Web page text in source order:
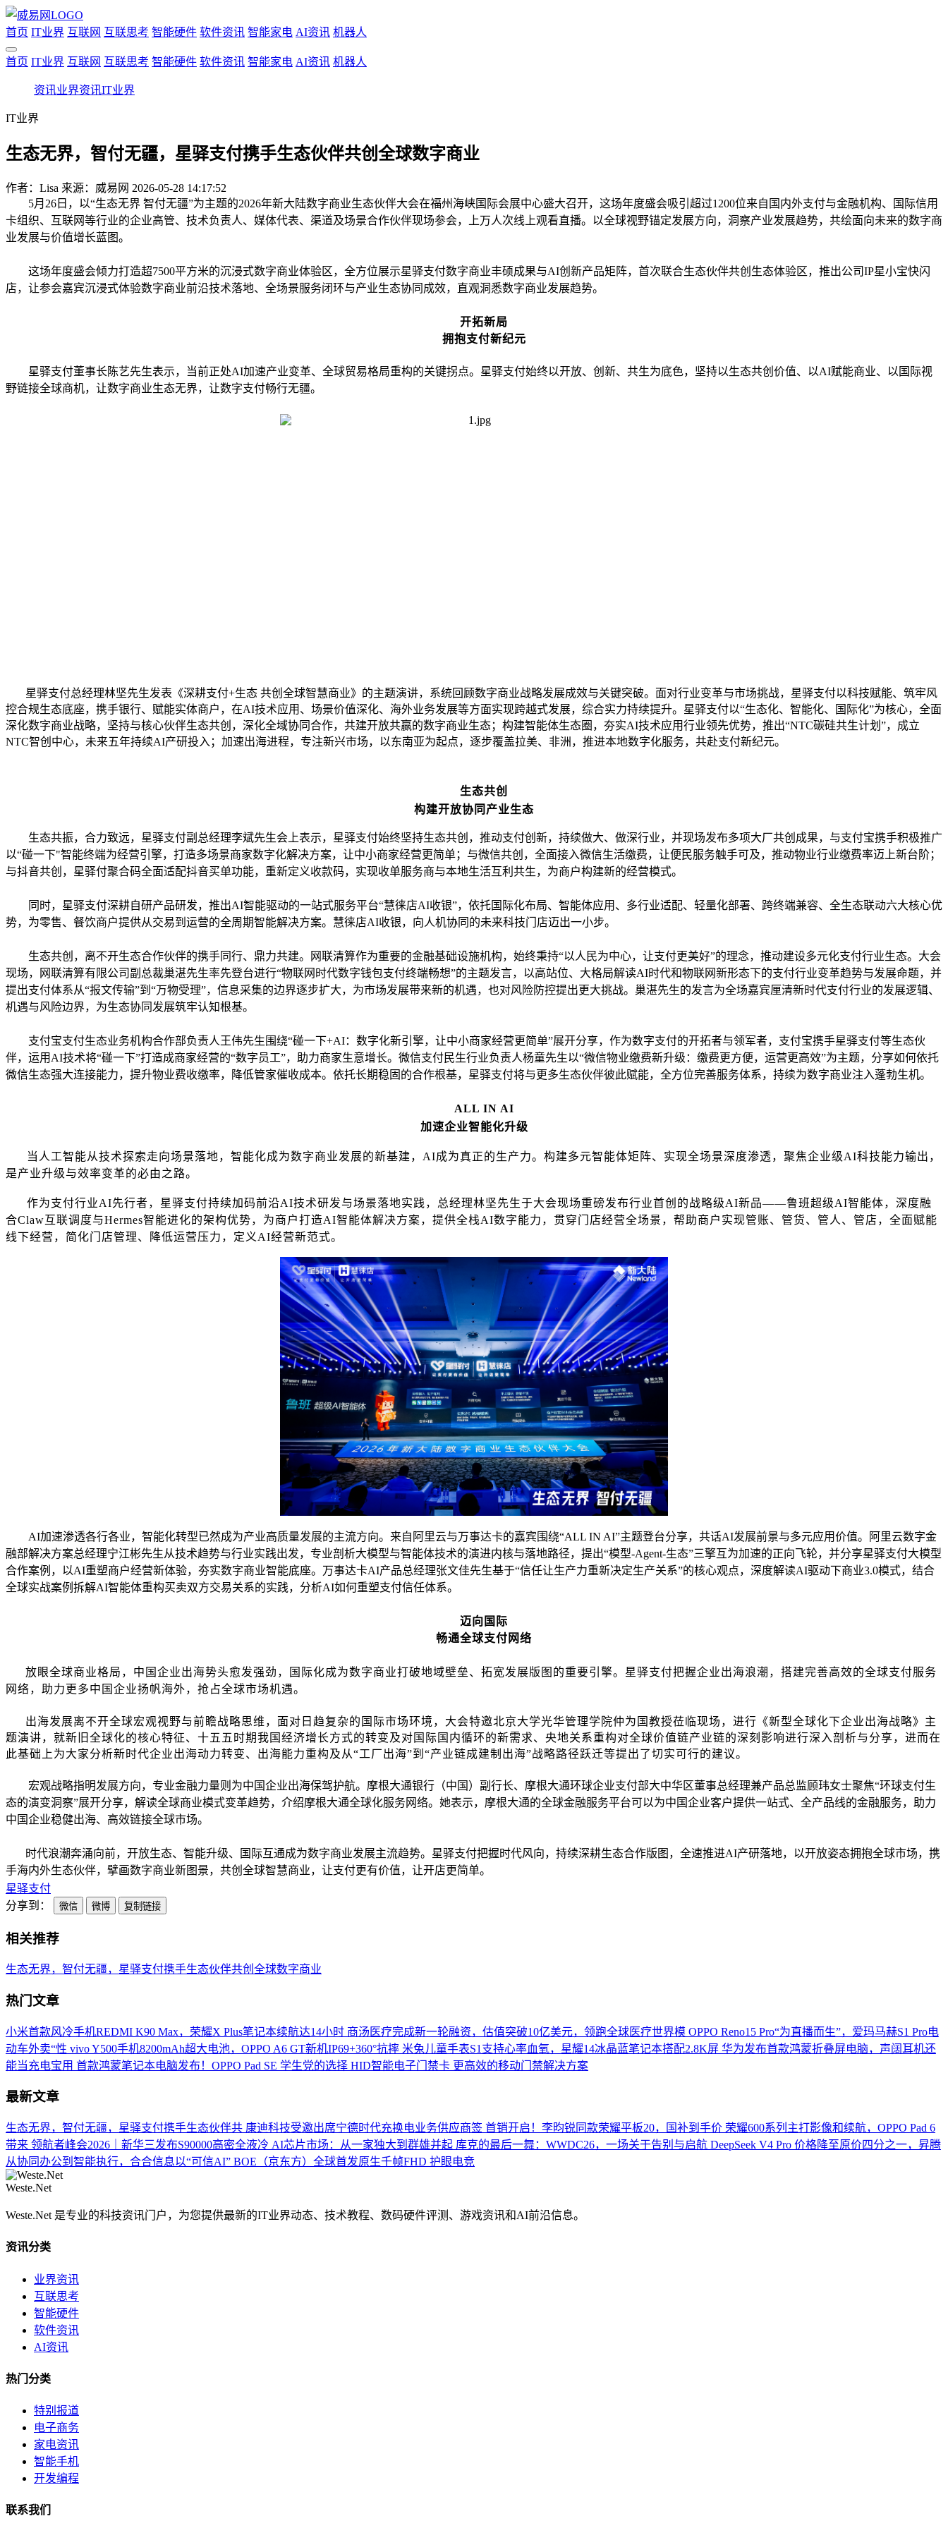
首页 IT业界 互联网 互联思考 智能硬件 软件资讯 智能家电 AI资讯 机器人
首页 IT业界 互联网 互联思考 智能硬件 软件资讯 智能家电 AI资讯 机器人
资讯业界资讯IT业界
IT业界
生态无界，智付无疆，星驿支付携手生态伙伴共创全球数字商业
作者： Lisa 来源：威易网 2026-05-28 14:17:52
5月26日，以“生态无界 智付无疆”为主题的2026年新大陆数字商业生态伙伴大会在福州海峡国际会展中心盛大召开，这场年度盛会吸引超过1200位来自国内外支付与金融机构、国际信用
卡组织、互联网等行业的企业高管、技术负责人、媒体代表、渠道及场景合作伙伴现场参会，上万人次线上观看直播。以全球视野锚定发展方向，洞察产业发展趋势，共绘面向未来的数字商
业发展与价值增长蓝图。
这场年度盛会倾力打造超7500平方米的沉浸式数字商业体验区，全方位展示星驿支付数字商业丰硕成果与AI创新产品矩阵，首次联合生态伙伴共创生态体验区，推出公司IP星小宝快闪
店，让参会嘉宾沉浸式体验数字商业前沿技术落地、全场景服务闭环与产业生态协同成效，直观洞悉数字商业发展趋势。
开拓新局
拥抱支付新纪元
星驿支付董事长陈艺先生表示，当前正处AI加速产业变革、全球贸易格局重构的关键拐点。星驿支付始终以开放、创新、共生为底色，坚持以生态共创价值、以AI赋能商业、以国际视
野链接全球商机，让数字商业生态无界，让数字支付畅行无疆。
星驿支付总经理林坚先生发表《深耕支付+生态 共创全球智慧商业》的主题演讲，系统回顾数字商业战略发展成效与关键突破。面对行业变革与市场挑战，星驿支付以科技赋能、筑牢风
控合规生态底座，携手银行、赋能实体商户，在AI技术应用、场景价值深化、海外业务发展等方面实现跨越式发展，综合实力持续提升。星驿支付以“生态化、智能化、国际化”为核心，全面
深化数字商业战略，坚持与核心伙伴生态共创，深化全域协同合作，共建开放共赢的数字商业生态；构建智能体生态圈，夯实AI技术应用行业领先优势，推出“NTC碳硅共生计划”，成立
NTC智创中心，未来五年持续AI产研投入；加速出海进程，专注新兴市场，以东南亚为起点，逐步覆盖拉美、非洲，推进本地数字化服务，共赴支付新纪元。
生态共创
构建开放协同产业生态
生态共振，合力致远，星驿支付副总经理李斌先生会上表示，星驿支付始终坚持生态共创，推动支付创新，持续做大、做深行业，并现场发布多项大厂共创成果，与支付宝携手积极推广
以“碰一下"智能终端为经营引擎，打造多场景商家数字化解决方案，让中小商家经营更简单；与微信共创，全面接入微信生活缴费，让便民服务触手可及，推动物业行业缴费率迈上新台阶；
与抖音共创，星驿付聚合码全面适配抖音买单功能，重新定义收款码，实现收单服务商与本地生活互利共生，为商户构建新的经营模式。
同时，星驿支付深耕自研产品研发，推出AI智能驱动的一站式服务平台“慧徕店AI收银”，依托国际化布局、智能体应用、多行业适配、轻量化部署、跨终端兼容、全生态联动六大核心优
势，为零售、餐饮商户提供从交易到运营的全周期智能解决方案。慧徕店AI收银，向人机协同的未来科技门店迈出一小步。
生态共创，离不开生态合作伙伴的携手同行、鼎力共建。网联清算作为重要的金融基础设施机构，始终秉持“以人民为中心，让支付更美好”的理念，推动建设多元化支付行业生态。大会
现场，网联清算有限公司副总裁巢湛先生率先登台进行“物联网时代数字钱包支付终端畅想”的主题发言，以高站位、大格局解读AI时代和物联网新形态下的支付行业变革趋势与发展命题，并
提出支付体系从“报文传输”到“万物受理”，信息采集的边界逐步扩大，为市场发展带来新的机遇，也对风险防控提出更大挑战。巢湛先生的发言为全场嘉宾厘清新时代支付行业的发展逻辑、
机遇与风险边界，为生态协同发展筑牢认知根基。
支付宝支付生态业务机构合作部负责人王伟先生围绕“碰一下+AI：数字化新引擎，让中小商家经营更简单”展开分享，作为数字支付的开拓者与领军者，支付宝携手星驿支付等生态伙
伴，运用AI技术将“碰一下”打造成商家经营的“数字员工”，助力商家生意增长。微信支付民生行业负责人杨童先生以“微信物业缴费新升级：缴费更方便，运营更高效”为主题，分享如何依托
微信生态强大连接能力，提升物业费收缴率，降低管家催收成本。依托长期稳固的合作根基，星驿支付将与更多生态伙伴彼此赋能，全方位完善服务体系，持续为数字商业注入蓬勃生机。
ALL IN AI
加速企业智能化升级
当人工智能从技术探索走向场景落地，智能化成为数字商业发展的新基建， AI成为真正的生产力。构建多元智能体矩阵、实现全场景深度渗透，聚焦企业级AI科技能力输出，
是产业升级与效率变革的必由之路。
作为支付行业AI先行者，星驿支付持续加码前沿AI技术研发与场景落地实践，总经理林坚先生于大会现场重磅发布行业首创的战略级AI新品——鲁班超级AI智能体，深度融
合Claw互联调度与Hermes智能进化的架构优势，为商户打造AI智能体解决方案，提供全栈AI数字能力，贯穿门店经营全场景，帮助商户实现管账、管货、管人、管店，全面赋能
线下经营，简化门店管理、降低运营压力，定义AI经营新范式。
AI加速渗透各行各业，智能化转型已然成为产业高质量发展的主流方向。来自阿里云与万事达卡的嘉宾围绕“ALL IN AI”主题登台分享，共话AI发展前景与多元应用价值。阿里云数字金
融部解决方案总经理宁江彬先生从技术趋势与行业实践出发，专业剖析大模型与智能体技术的演进内核与落地路径，提出“模型-Agent-生态”三擎互为加速的正向飞轮，并分享星驿支付大模型
合作案例，以AI重塑商户经营新体验，夯实数字商业智能底座。万事达卡AI产品总经理张文佳先生基于“信任让生产力重新决定生产关系”的核心观点，深度解读AI驱动下商业3.0模式，结合
全球实战案例拆解AI智能体重构买卖双方交易关系的实践，分析AI如何重塑支付信任体系。
迈向国际
畅通全球支付网络
放眼全球商业格局，中国企业出海势头愈发强劲，国际化成为数字商业打破地域壁垒、拓宽发展版图的重要引擎。星驿支付把握企业出海浪潮，搭建完善高效的全球支付服务
网络，助力更多中国企业扬帆海外，抢占全球市场机遇。
出海发展离不开全球宏观视野与前瞻战略思维，面对日趋复杂的国际市场环境，大会特邀北京大学光华管理学院仲为国教授莅临现场，进行《新型全球化下企业出海战略》主
题演讲，就新旧全球化的核心特征、十五五时期我国经济增长方式的转变及对国际国内循环的新需求、央地关系重构对全球价值链产业链的深刻影响进行深入剖析与分享，进而在
此基础上为大家分析新时代企业出海动力转变、出海能力重构及从“工厂出海”到“产业链成建制出海”战略路径跃迁等提出了切实可行的建议。
宏观战略指明发展方向，专业金融力量则为中国企业出海保驾护航。摩根大通银行（中国）副行长、摩根大通环球企业支付部大中华区董事总经理兼产品总监顾玮女士聚焦“环球支付生
态的演变洞察”展开分享，解读全球商业模式变革趋势，介绍摩根大通全球化服务网络。她表示，摩根大通的全球金融服务平台可以为中国企业客户提供一站式、全产品线的金融服务，助力
中国企业稳健出海、高效链接全球市场。
时代浪潮奔涌向前，开放生态、智能升级、国际互通成为数字商业发展主流趋势。星驿支付把握时代风向，持续深耕生态合作版图，全速推进AI产研落地，以开放姿态拥抱全球市场，携
手海内外生态伙伴，擘画数字商业新图景，共创全球智慧商业，让支付更有价值，让开店更简单。
星驿支付
分享到：
微信 微博 复制链接
相关推荐
生态无界，智付无疆，星驿支付携手生态伙伴共创全球数字商业
热门文章
小米首款风冷手机REDMI K90 Max，荣耀X Plus笔记本续航达14小时 商汤医疗完成新一轮融资，估值突破10亿美元，领跑全球医疗世界模 OPPO Reno15 Pro“为直播而生”，爱玛马赫S1 Pro电
动车外卖“性 vivo Y500手机8200mAh超大电池，OPPO A6 GT新机IP69+360°抗摔 米兔儿童手表S1支持心率血氧，星耀14冰晶蓝笔记本搭配2.8K屏 华为发布首款鸿蒙折叠屏电脑，声阔耳机还
能当充电宝用 首款鸿蒙笔记本电脑发布！OPPO Pad SE 学生党的选择 HID智能电子门禁卡 更高效的移动门禁解决方案
最新文章
生态无界，智付无疆，星驿支付携手生态伙伴共 康迪科技受邀出席宁德时代充换电业务供应商签 首销开启！李昀锐同款荣耀平板20，国补到手价 荣耀600系列主打影像和续航，OPPO Pad 6
带来 领航者峰会2026｜新华三发布S90000高密全液冷 AI芯片市场：从一家独大到群雄并起 库克的最后一舞：WWDC26，一场关于告别与启航 DeepSeek V4 Pro 价格降至原价四分之一，昇腾
从协同办公到智能执行，合合信息以“可信AI” BOE（京东方）全球首发原生千帧FHD 护眼电竞
Weste.Net
Weste.Net 是专业的科技资讯门户，为您提供最新的IT业界动态、技术教程、数码硬件评测、游戏资讯和AI前沿信息。
资讯分类
业界资讯
互联思考
智能硬件
软件资讯
AI资讯
热门分类
特别报道
电子商务
家电资讯
智能手机
开发编程
联系我们